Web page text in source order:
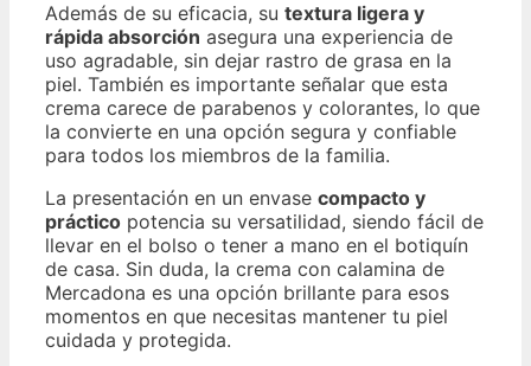
Además de su eficacia, su textura ligera y
rápida absorción asegura una experiencia de
uso agradable, sin dejar rastro de grasa en la
piel. También es importante señalar que esta
crema carece de parabenos y colorantes, lo que
la convierte en una opción segura y confiable
para todos los miembros de la familia.
La presentación en un envase compacto y
práctico potencia su versatilidad, siendo fácil de
llevar en el bolso o tener a mano en el botiquín
de casa. Sin duda, la crema con calamina de
Mercadona es una opción brillante para esos
momentos en que necesitas mantener tu piel
cuidada y protegida.